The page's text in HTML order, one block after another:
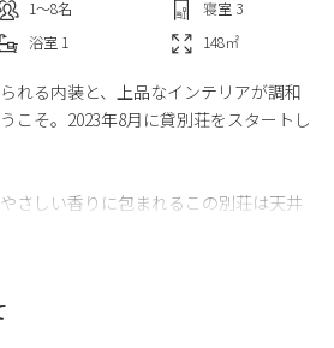
1〜8名 寝室 3
浴室 1 148㎡
れる内装と、上品なインテリアが調和
こそ。2023年8月に貸別荘をスタートし
さしい香りに包まれるこの別荘は天井
グがポイント。お洒落な薪ストーブ、
、感じるのは木のぬくもりと、その香